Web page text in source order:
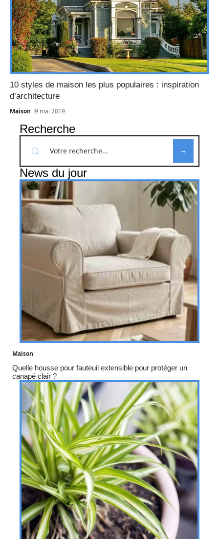
10 styles de maison les plus populaires : inspiration
d’architecture
Maison 9 mai 2019
Recherche
News du jour
Maison
Quelle housse pour fauteuil extensible pour protéger un
canapé clair ?